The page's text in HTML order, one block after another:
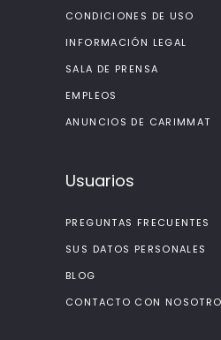
CONDICIONES DE USO
INFORMACIÓN LEGAL
SALA DE PRENSA
EMPLEOS
ANUNCIOS DE CARIMMAT
Usuarios
PREGUNTAS FRECUENTES
SUS DATOS PERSONALES
BLOG
CONTACTO CON